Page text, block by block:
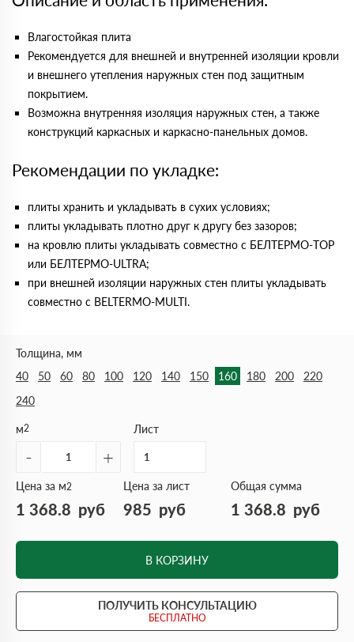
Влагостойкая плита
Рекомендуется для внешней и внутренней изоляции кровли
и внешнего утепления наружных стен под защитным
покрытием.
Возможна внутренняя изоляция наружных стен, а также
конструкций каркасных и каркасно-панельных домов.
Рекомендации по укладке:
плиты хранить и укладывать в сухих условиях;
плиты укладывать плотно друг к другу без зазоров;
на кровлю плиты укладывать совместно с БЕЛТЕРМО-TOP
или БЕЛТЕРМО-ULTRA;
при внешней изоляции наружных стен плиты укладывать
совместно с BELTERMO-MULTI.
Толщина, мм
40
50 60 80 100 120 140 150 160 180 200
220
240
м2
- +
Лист
Цена за м2
1 368.8 руб
Цена за лист
985 руб
Общая сумма
1 368.8 руб
В КОРЗИНУ
ПОЛУЧИТЬ КОНСУЛЬТАЦИЮ
БЕСПЛАТНО